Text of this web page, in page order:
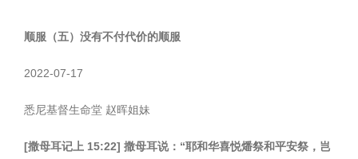
顺服（五）没有不付代价的顺服
2022-07-17
悉尼基督生命堂 赵晖姐妹
[撒母耳记上15:22] 撒母耳说： “耶和华喜悦燔祭和平安祭，岂